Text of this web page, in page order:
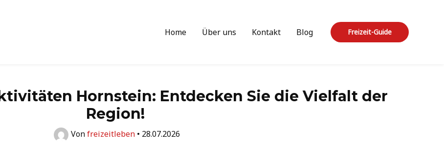
Home Über uns Kontakt Blog Freizeit-Guide
Hornstein: Entdecken Sie die Vielfalt der
Region!
Vonfreizeitleben • 28.07.2026